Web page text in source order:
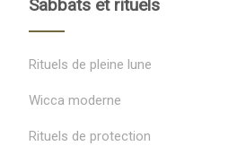
Sabbats et rituels
Rituels de pleine lune
Wicca moderne
Rituels de protection